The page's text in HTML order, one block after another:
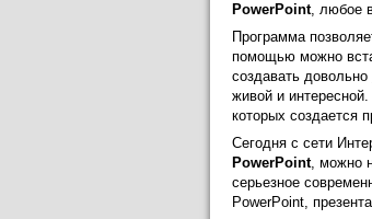
PowerPoint, любое
Программа
помощью можно
создавать довольно
живой и
которых создается
Сегодня с сети
PowerPoint, можно
серьезное
PowerPoint,